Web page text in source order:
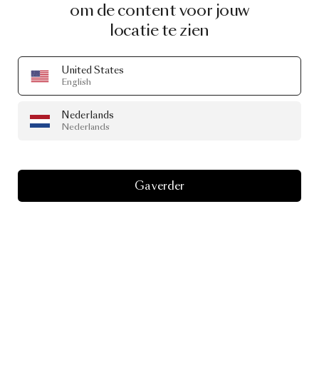
om de content voor jouw
locatie te zien
United States
English
Nederlands
Nederlands
Ga verder